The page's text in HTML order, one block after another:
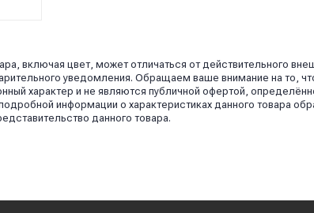
включая цвет, может отличаться от действительного
уведомления. Обращаем ваше внимание на то,
характер и не являются публичной офертой,
информации о характеристиках данного товара
данного товара.